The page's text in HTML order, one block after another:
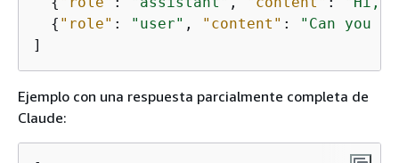
{ "role" : "user" , "content" :
"Can you
]
Ejemplo con una respuesta parcialmente completa de
Claude: